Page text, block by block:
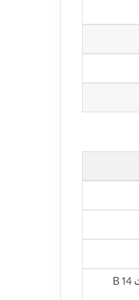
43 (1 صفحه رفرنس انگلیسی) صفحه با فونت 14 B